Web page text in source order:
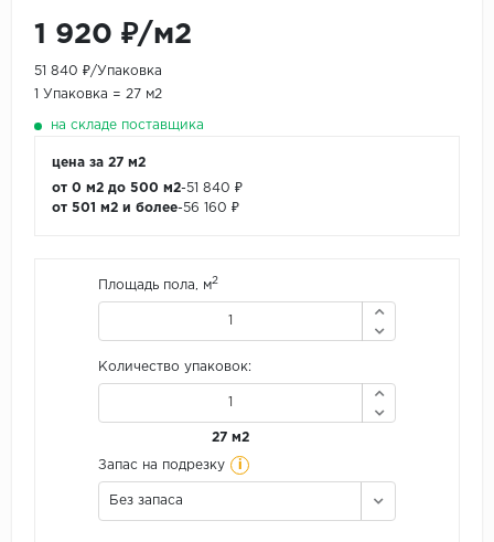
1 920 ₽/м2
51 840 ₽/Упаковка
1 Упаковка = 27 м2
на складе поставщика
цена за 27 м2
от 0 м2 до 500 м2-51 840 ₽
от 501 м2 и более-56 160 ₽
Площадь пола, м2
Количество упаковок:
27 м2
Запас на подрезку i
Без запаса